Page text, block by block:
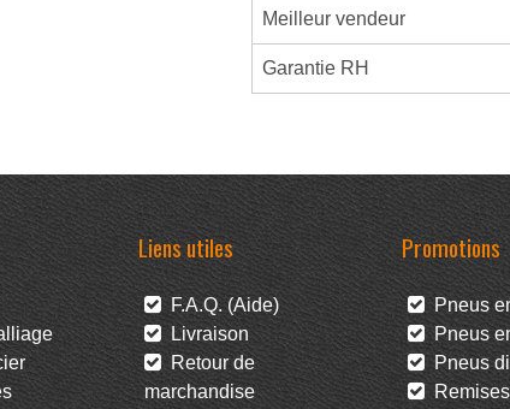
Meilleur vendeur
Garantie RH
Liens utiles
F.A.Q. (Aide)
Livraison
Retour de
marchandise
Promotions
Pneus
Pneus
Pneus
Remises